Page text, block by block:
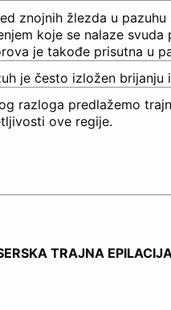
znojnih žlezda u
koje se nalaze
je takođe prisutna u
je često izložen
razloga predlažemo
ove regije.
TRAJNA